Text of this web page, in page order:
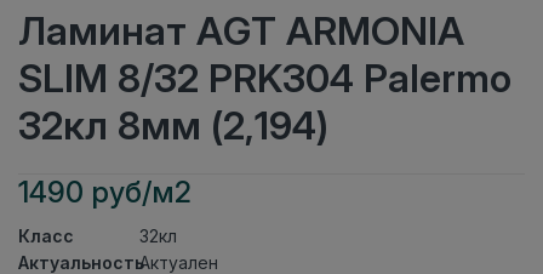
Ламинат AGT ARMONIA
SLIM 8/32 PRK304 Palermo
32кл 8мм (2,194)
1490 руб/м2
Класс
32кл
АктуальностьАктуален